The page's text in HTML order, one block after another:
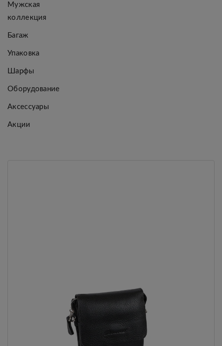
Мужская
коллекция
Багаж
Упаковка
Шарфы
Оборудование
Аксессуары
Акции